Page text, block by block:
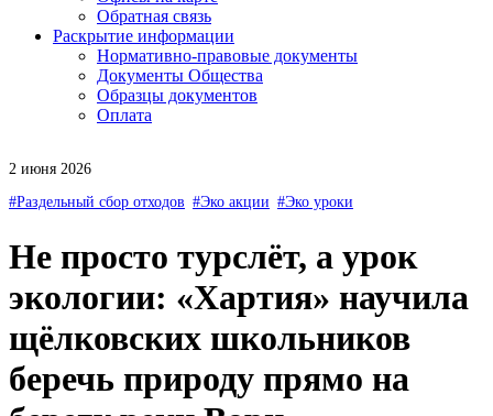
Обратная связь
Раскрытие информации
Нормативно-правовые документы
Документы Общества
Образцы документов
Оплата
2 июня 2026
#Раздельный сбор отходов #Эко акции #Эко уроки
Не просто турслёт, а урок
экологии: «Хартия» научила
щёлковских школьников
беречь природу прямо на